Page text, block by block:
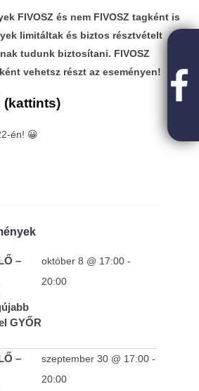
networking
FIVOSZ és nem FIVOSZ tagként is
limitáltak és biztos résztvételt
tudunk biztosítani. FIVOSZ
vehetsz részt az eseményen!
(kattints)
én! 😀
–
GYŐR
október 8 @ 17:00 -
20:00
–
szeptember 30 @ 17:00 -
20:00